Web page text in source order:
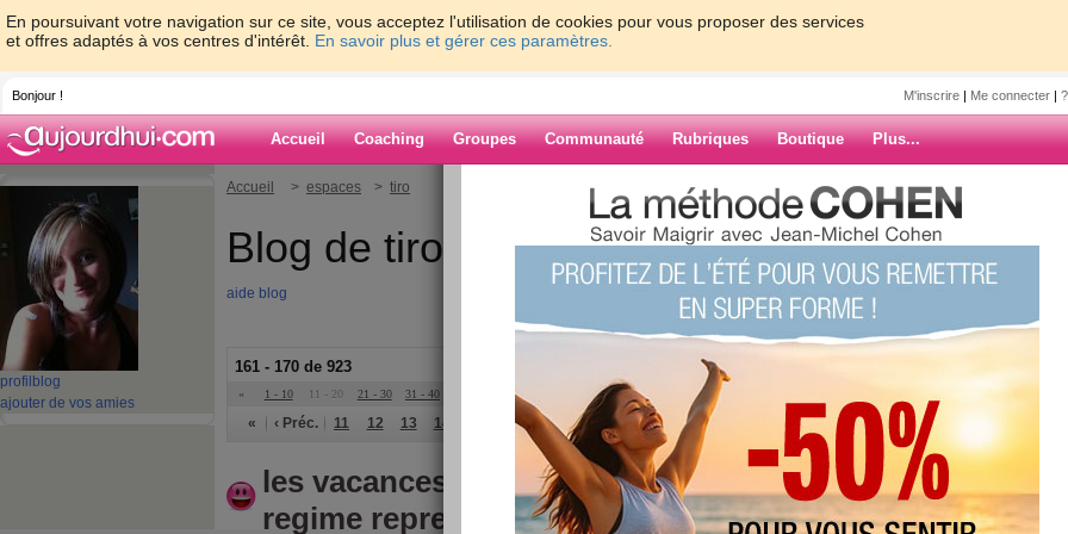
En poursuivant votre navigation sur ce site, vous acceptez l'utilisation de cookies pour vous proposer des services
et offres adaptés à vos centres d'intérêt. En savoir plus et gérer ces paramètres.
Bonjour ! M'inscrire | Me connecter |
Accueil Coaching Groupes Communauté Rubriques Boutique Plus...
profil blog
ajouter de vos amies
Accueil > espaces > tiro
Blog de tiro
aide blog
161 - 170 de 923
« 1 - 10 11 - 20 21 - 30 31 - 40 51 - 60 71 - 80 91 - 93
« ‹ Préc. 11 12 13 14 16 17 18 19 20 Suiv. ›
les vacances se terminent..et le
regime reprend!!lol
ARCHIVES